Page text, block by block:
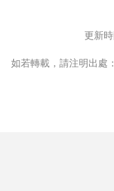
更新
如若轉載，請注明出處